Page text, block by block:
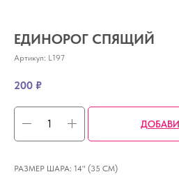
ЕДИНОРОГ СПЯЩИЙ
Артикул: L197
200 ₽
РАЗМЕР ШАРА: 14" (35 СМ)